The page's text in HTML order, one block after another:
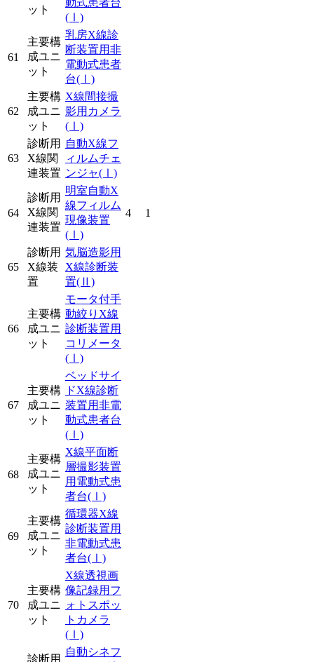
ット
動式患者台
(Ⅰ)
61
主要構
成ユニ
ット
乳房X線診
断装置用非
電動式患者
台(Ⅰ)
62
主要構
成ユニ
ット
X線間接撮
影用カメラ
(Ⅰ)
63
診断用
X線関
連装置
自動X線フ
ィルムチェ
ンジャ(Ⅰ)
64
診断用
X線関
連装置
明室自動X
線フィルム
現像装置
(Ⅰ)
4 1
65
診断用
X線装
置
気脳造影用
X線診断装
置(Ⅱ)
66
主要構
成ユニ
ット
モータ付手
動絞りX線
診断装置用
コリメータ
(Ⅰ)
67
主要構
成ユニ
ット
ベッドサイ
ドX線診断
装置用非電
動式患者台
(Ⅰ)
68
主要構
成ユニ
ット
X線平面断
層撮影装置
用電動式患
者台(Ⅰ)
69
主要構
成ユニ
ット
循環器X線
診断装置用
非電動式患
者台(Ⅰ)
70
主要構
成ユニ
ット
X線透視画
像記録用フ
ォトスポッ
トカメラ
(Ⅰ)
診断用
自動シネフ